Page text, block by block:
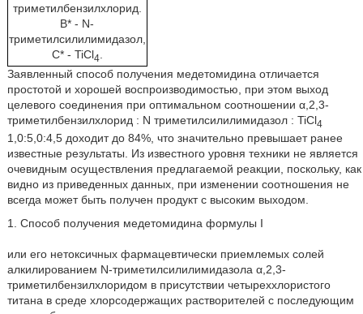
триметилбензилхлорид.
В* - N-
триметилсилилимидазол,
С* - TiCl4
Заявленный способ получения медетомидина отличается
простотой и хорошей воспроизводимостью, при этом выход
целевого соединения при оптимальном соотношении α,2,3-
триметилбензилхлорид : N триметилсилилимидазол : TiCl4
1,0:5,0:4,5 доходит до 84%, что значительно превышает ранее
известные результаты. Из известного уровня техники не является
очевидным осуществления предлагаемой реакции, поскольку, как
видно из приведенных данных, при изменении соотношения не
всегда может быть получен продукт с высоким выходом.
1. Способ получения медетомидина формулы I
или его нетоксичных фармацевтически приемлемых солей
алкилированием N-триметилсилилимидазола α,2,3-
триметилбензилхлоридом в присутствии четыреххлористого
титана в среде хлорсодержащих растворителей с последующим